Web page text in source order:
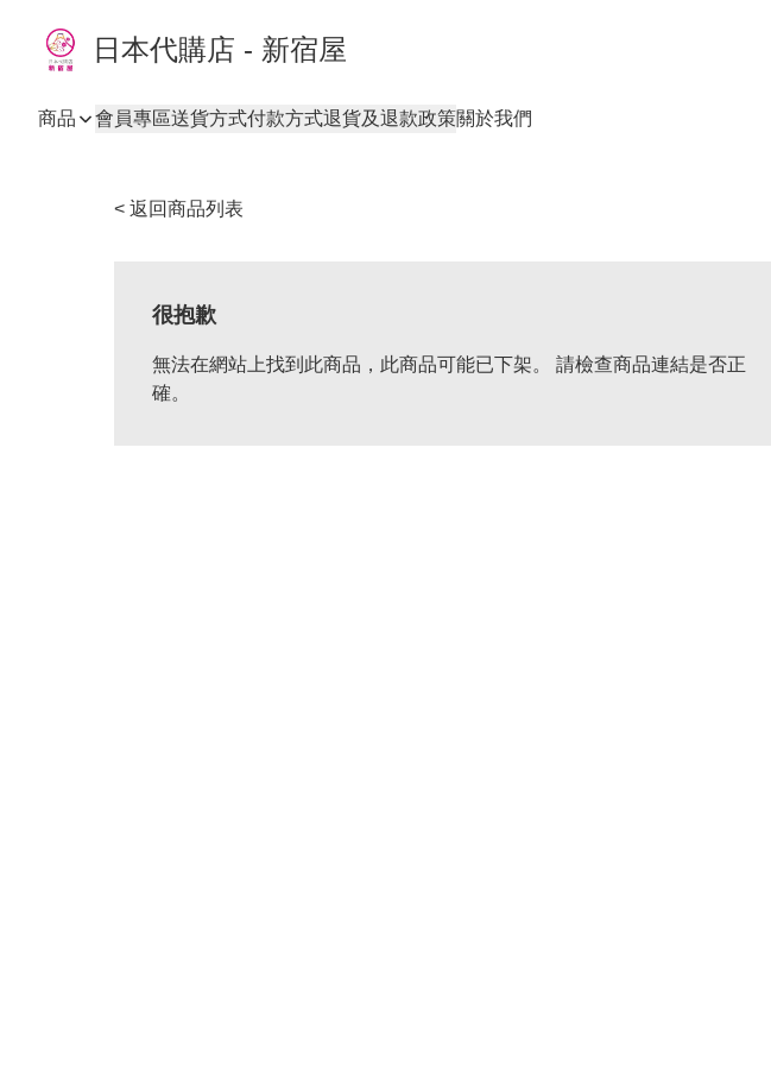
日本代購店 - 新宿屋
商品 會員專區送貨方式付款方式退貨及退款政策關於我們
< 返回商品列表
很抱歉
無法在網站上找到此商品，此商品可能已下架。 請檢查商品連結是否正
確。